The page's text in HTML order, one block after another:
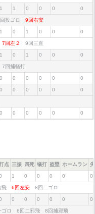
1 1 0 0 0 0
投ゴロ 9回右安
1 0 1 0 0 0
7回左２ 9回三直
1 0 1 0 0 0
7回捕犠打
0 0 0 0 0 0
0 0 0 0 0 0
0 0 0 0 0 0
点 三振 四死 犠打 盗塁 ホームラン
1 0 0 0 0 0
飛 6回左安 8回二ゴロ
0 0 0 0 0 0
ゴロ 6回二邪飛 8回捕邪飛